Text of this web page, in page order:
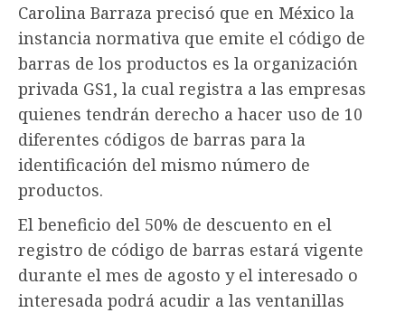
Carolina Barraza precisó que en México la
instancia normativa que emite el código de
barras de los productos es la organización
privada GS1, la cual registra a las empresas
quienes tendrán derecho a hacer uso de 10
diferentes códigos de barras para la
identificación del mismo número de
productos.
El beneficio del 50% de descuento en el
registro de código de barras estará vigente
durante el mes de agosto y el interesado o
interesada podrá acudir a las ventanillas